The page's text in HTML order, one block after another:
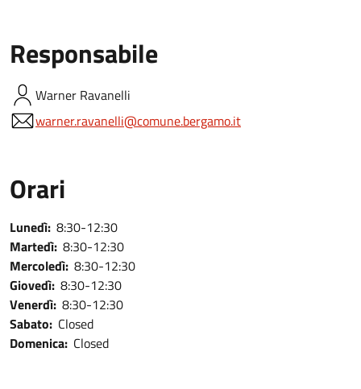
Responsabile
Warner Ravanelli
warner.ravanelli@comune.bergamo.it
Orari
Lunedì: 8:30-12:30
Martedì: 8:30-12:30
Mercoledì: 8:30-12:30
Giovedì: 8:30-12:30
Venerdì: 8:30-12:30
Sabato: Closed
Domenica: Closed